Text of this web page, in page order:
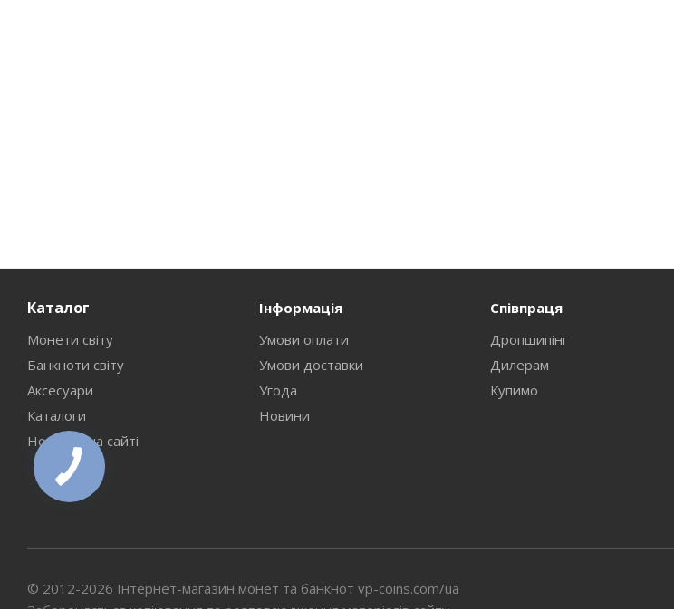
Каталог
Монети світу
Банкноти світу
Аксесуари
Каталоги
Новинки на сайті
Інформація
Умови оплати
Умови доставки
Угода
Новини
Співпраця
Дропшипінг
Дилерам
Купимо
© 2012-2026 Інтернет-магазин монет та банкнот vp-coins.com/ua